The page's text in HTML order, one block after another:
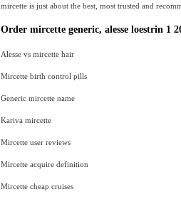
mircette is just about the best, most trusted and
Order mircette generic, alesse loestrin 1
Alesse vs mircette hair
Mircette birth control pills
Generic mircette name
Kariva mircette
Mircette user reviews
Mircette acquire definition
Mircette cheap cruises